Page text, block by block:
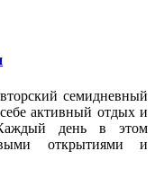
семидневный
активный отдых и
день в этом
открытиями и